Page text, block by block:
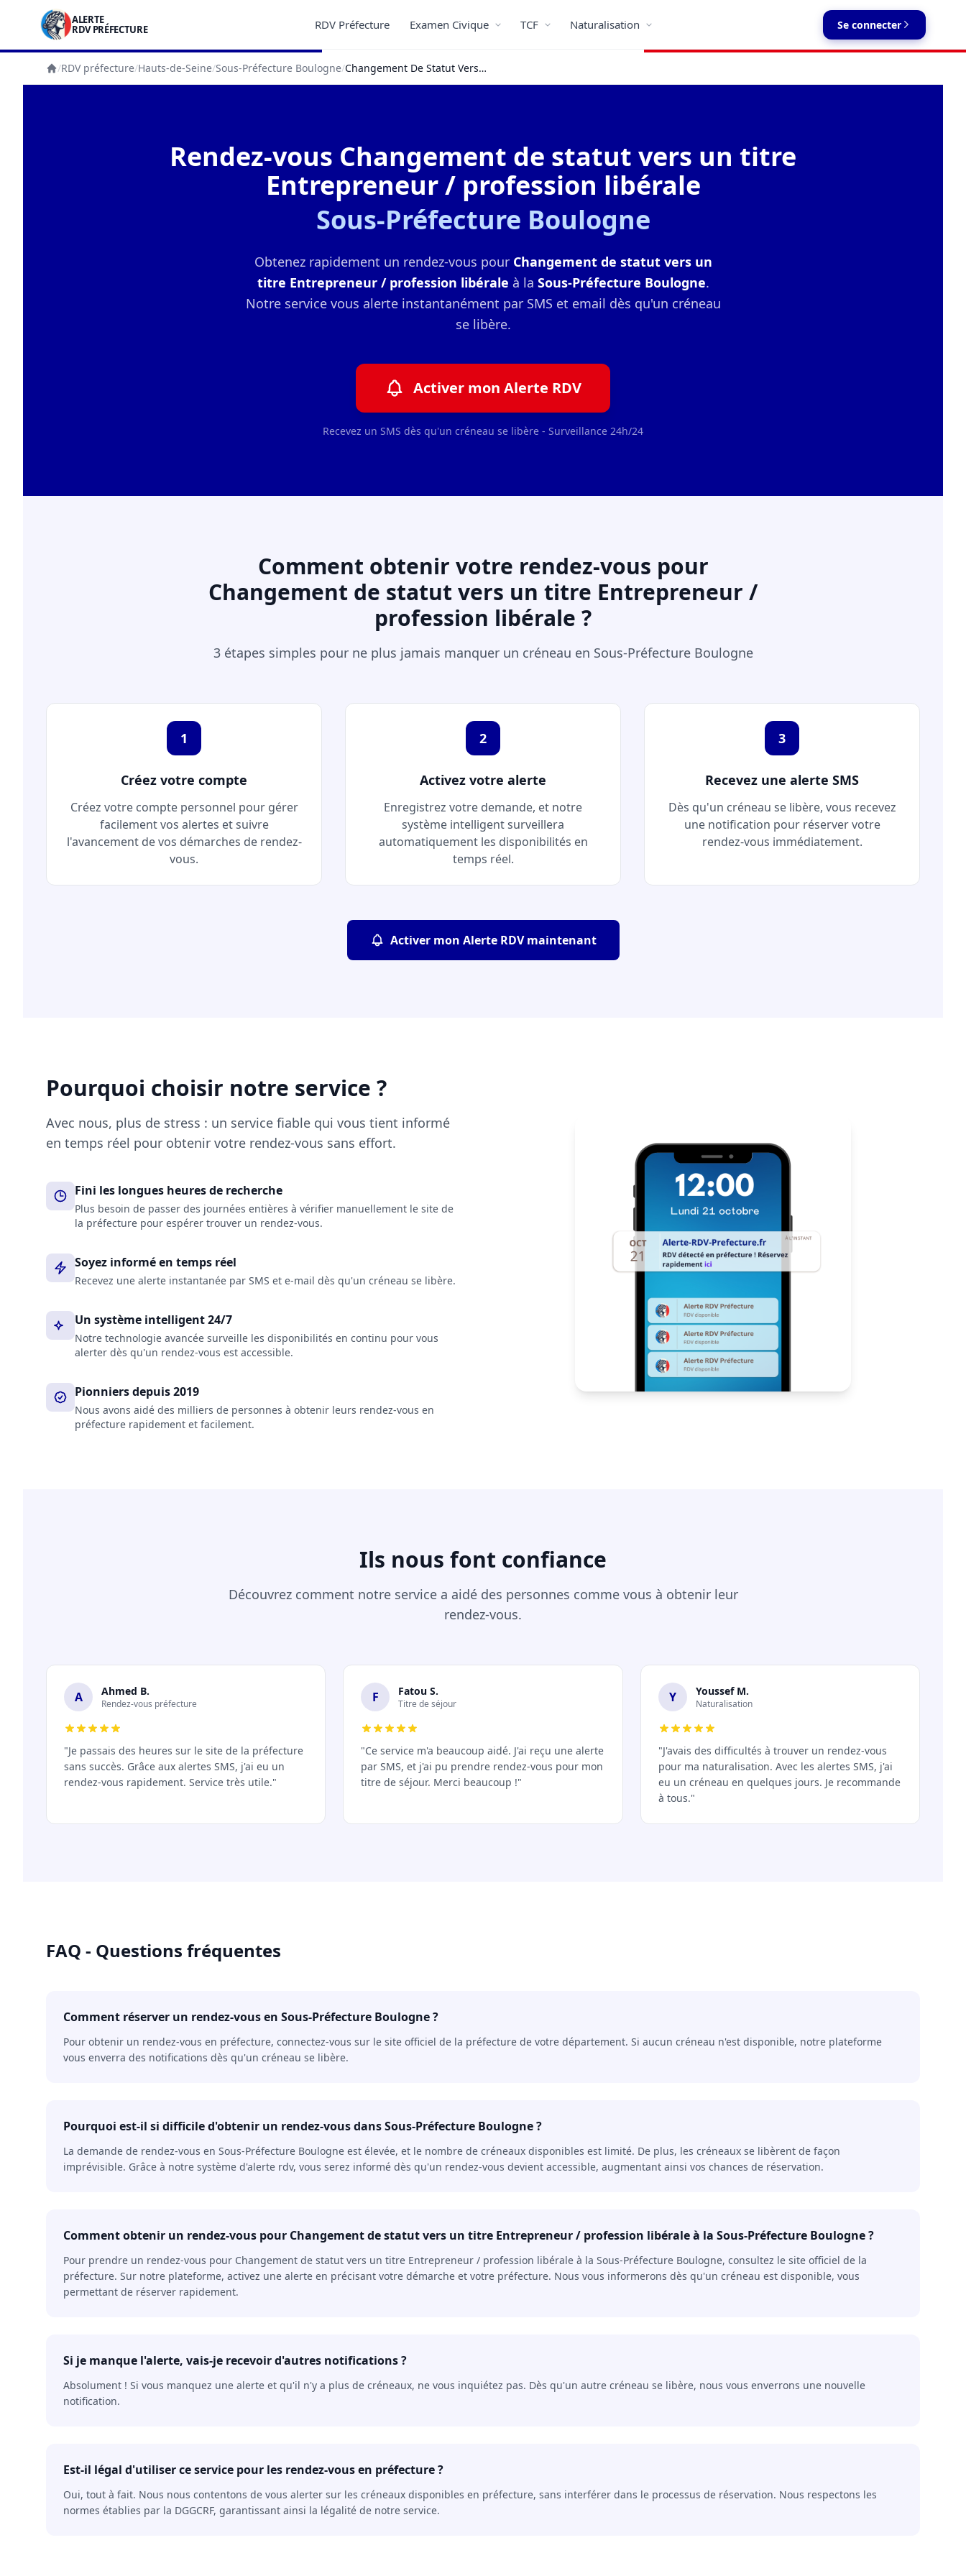
ALERTE
RDV PRÉFECTURE RDV Préfecture Examen Civique TCF Naturalisation Se connecter
/RDV préfecture/Hauts-de-Seine/Sous-Préfecture Boulogne/ Changement De Statut Vers Un Titre Entrepreneur / Profession Libérale
Rendez-vous Changement de statut vers un titre
Entrepreneur / profession libérale
Sous-Préfecture Boulogne
Obtenez rapidement un rendez-vous pour Changement de statut vers un
titre Entrepreneur / profession libérale à la Sous-Préfecture Boulogne.
Notre service vous alerte instantanément par SMS et email dès qu'un créneau
se libère.
Activer mon Alerte RDV
Recevez un SMS dès qu'un créneau se libère - Surveillance 24h/24
Comment obtenir votre rendez-vous pour
Changement de statut vers un titre Entrepreneur /
profession libérale ?
3 étapes simples pour ne plus jamais manquer un créneau en Sous-Préfecture Boulogne
1
Créez votre compte
Créez votre compte personnel pour gérer
facilement vos alertes et suivre
l'avancement de vos démarches de rendez-
vous.
2
Activez votre alerte
Enregistrez votre demande, et notre
système intelligent surveillera
automatiquement les disponibilités en
temps réel.
3
Recevez une alerte SMS
Dès qu'un créneau se libère, vous recevez
une notification pour réserver votre
rendez-vous immédiatement.
Activer mon Alerte RDV maintenant
Pourquoi choisir notre service ?
Avec nous, plus de stress : un service fiable qui vous tient informé
en temps réel pour obtenir votre rendez-vous sans effort.
Fini les longues heures de recherche
Plus besoin de passer des journées entières à vérifier manuellement le site de
la préfecture pour espérer trouver un rendez-vous.
Soyez informé en temps réel
Recevez une alerte instantanée par SMS et e-mail dès qu'un créneau se libère.
Un système intelligent 24/7
Notre technologie avancée surveille les disponibilités en continu pour vous
alerter dès qu'un rendez-vous est accessible.
Pionniers depuis 2019
Nous avons aidé des milliers de personnes à obtenir leurs rendez-vous en
préfecture rapidement et facilement.
Ils nous font confiance
Découvrez comment notre service a aidé des personnes comme vous à obtenir leur
rendez-vous.
A Ahmed B.
Rendez-vous préfecture
"Je passais des heures sur le site de la préfecture
sans succès. Grâce aux alertes SMS, j'ai eu un
rendez-vous rapidement. Service très utile."
F Fatou S.
Titre de séjour
"Ce service m'a beaucoup aidé. J'ai reçu une alerte
par SMS, et j'ai pu prendre rendez-vous pour mon
titre de séjour. Merci beaucoup !"
Y Youssef M.
Naturalisation
"J'avais des difficultés à trouver un rendez-vous
pour ma naturalisation. Avec les alertes SMS, j'ai
eu un créneau en quelques jours. Je recommande
à tous."
FAQ - Questions fréquentes
Comment réserver un rendez-vous en Sous-Préfecture Boulogne ?
Pour obtenir un rendez-vous en préfecture, connectez-vous sur le site officiel de la préfecture de votre département. Si aucun créneau n'est disponible, notre plateforme
vous enverra des notifications dès qu'un créneau se libère.
Pourquoi est-il si difficile d'obtenir un rendez-vous dans Sous-Préfecture Boulogne ?
La demande de rendez-vous en Sous-Préfecture Boulogne est élevée, et le nombre de créneaux disponibles est limité. De plus, les créneaux se libèrent de façon
imprévisible. Grâce à notre système d'alerte rdv, vous serez informé dès qu'un rendez-vous devient accessible, augmentant ainsi vos chances de réservation.
Comment obtenir un rendez-vous pour Changement de statut vers un titre Entrepreneur / profession libérale à la Sous-Préfecture Boulogne ?
Pour prendre un rendez-vous pour Changement de statut vers un titre Entrepreneur / profession libérale à la Sous-Préfecture Boulogne, consultez le site officiel de la
préfecture. Sur notre plateforme, activez une alerte en précisant votre démarche et votre préfecture. Nous vous informerons dès qu'un créneau est disponible, vous
permettant de réserver rapidement.
Si je manque l'alerte, vais-je recevoir d'autres notifications ?
Absolument ! Si vous manquez une alerte et qu'il n'y a plus de créneaux, ne vous inquiétez pas. Dès qu'un autre créneau se libère, nous vous enverrons une nouvelle
notification.
Est-il légal d'utiliser ce service pour les rendez-vous en préfecture ?
Oui, tout à fait. Nous nous contentons de vous alerter sur les créneaux disponibles en préfecture, sans interférer dans le processus de réservation. Nous respectons les
normes établies par la DGGCRF, garantissant ainsi la légalité de notre service.